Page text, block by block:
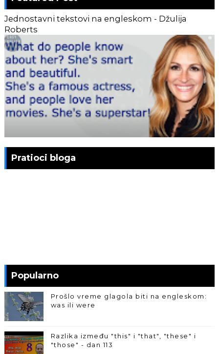
Jednostavni tekstovi na engleskom - Džulija
Roberts
Pratioci bloga
Popularno
Prošlo vreme glagola biti na engleskom:
was ili were
Razlika između "this" i "that", "these" i
"those" - dan 113